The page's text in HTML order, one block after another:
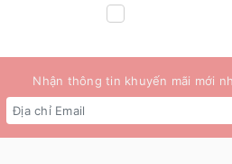
Nhận thông tin khuyến mãi mới